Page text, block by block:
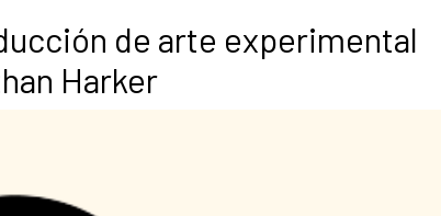
de arte experimental
Harker